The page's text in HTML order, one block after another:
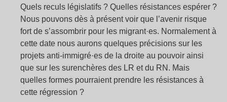
Quels reculs législatifs ? Quelles résistances espérer ?
Nous pouvons dès à présent voir que l’avenir risque
fort de s’assombrir pour les migrant·es. Normalement à
cette date nous aurons quelques précisions sur les
projets anti-immigré·es de la droite au pouvoir ainsi
que sur les surenchères des LR et du RN. Mais
quelles formes pourraient prendre les résistances à
cette régression ?